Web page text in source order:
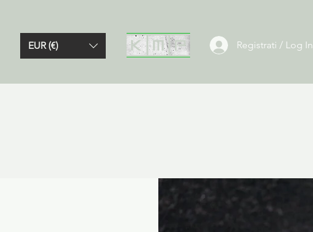
EUR (€) Registrati / Log In